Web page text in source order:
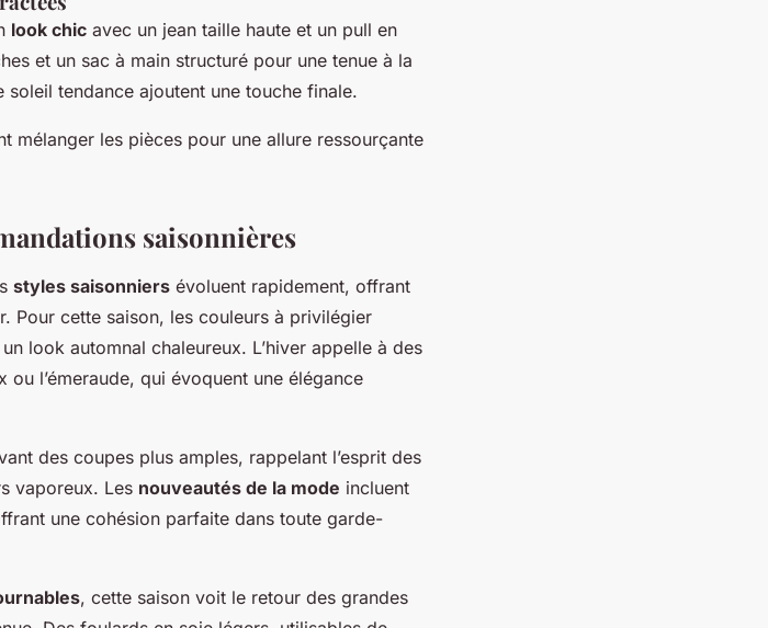
look chic avec un jean taille haute et un pull en
et un sac à main structuré pour une tenue à la
tendance ajoutent une touche finale.
mélanger les pièces pour une allure ressourçante
saisonnières
styles saisonniers évoluent rapidement, offrant
Pour cette saison, les couleurs à privilégier
look automnal chaleureux. L’hiver appelle à des
l’émeraude, qui évoquent une élégance
des coupes plus amples, rappelant l’esprit des
vaporeux. Les nouveautés de la mode incluent
une cohésion parfaite dans toute garde-
, cette saison voit le retour des grandes